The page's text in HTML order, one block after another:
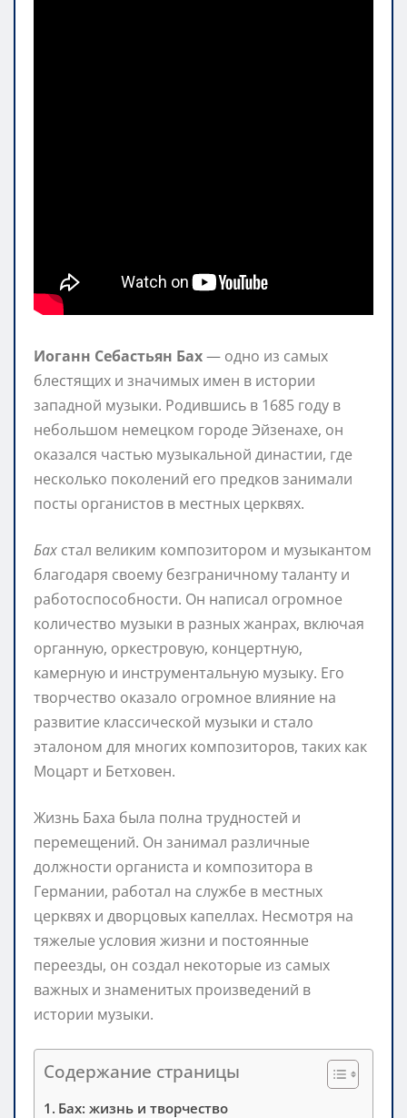
Иоганн Себастьян Бах— одно из самых
блестящих и значимых имен в истории
западной музыки. Родившись в 1685 году в
небольшом немецком городе Эйзенахе, он
оказался частью музыкальной династии, где
несколько поколений его предков занимали
посты органистов в местных церквях.
Бах стал великим композитором и музыкантом
благодаря своему безграничному таланту и
работоспособности. Он написал огромное
количество музыки в разных жанрах, включая
органную, оркестровую, концертную,
камерную и инструментальную музыку. Его
творчество оказало огромное влияние на
развитие классической музыки и стало
эталоном для многих композиторов, таких как
Моцарт и Бетховен.
Жизнь Баха была полна трудностей и
перемещений. Он занимал различные
должности органиста и композитора в
Германии, работал на службе в местных
церквях и дворцовых капеллах. Несмотря на
тяжелые условия жизни и постоянные
переезды, он создал некоторые из самых
важных и знаменитых произведений в
истории музыки.
Содержание страницы
Бах: жизнь и творчество